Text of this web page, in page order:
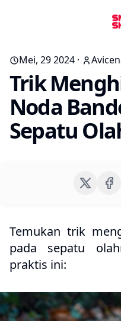
Mei, 29 2024 ·
Trik
Noda
Sepatu
Temukan trik
pada sepatu
praktis ini: